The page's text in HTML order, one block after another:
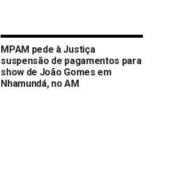
MPAM pede à Justiça
suspensão de pagamentos para
show de João Gomes em
Nhamundá, no AM